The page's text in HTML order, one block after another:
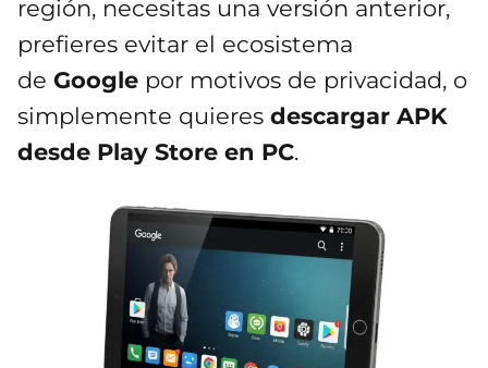
región, necesitas una versión anterior,
prefieres evitar el ecosistema
de Google por motivos de privacidad, o
simplemente quieres descargar APK
desde Play Store en PC.